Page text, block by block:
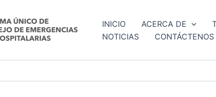
INICIO ACERCA DE
NOTICIAS
CONTÁCTENOS